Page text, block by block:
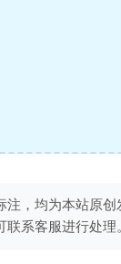
，均为本站原
系客服进行处理